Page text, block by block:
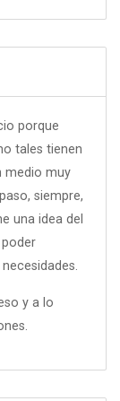
porque
tales tienen
medio muy
siempre,
una idea del
y a lo